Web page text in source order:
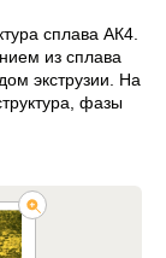
сплава АК4.
из сплава
экструзии. На
фазы